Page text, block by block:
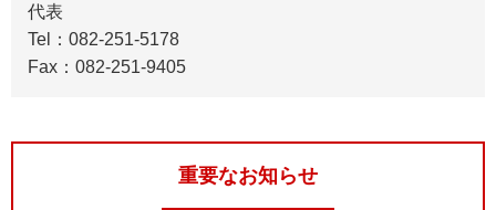
代表
Tel：082-251-5178
Fax：082-251-9405
重要なお知らせ